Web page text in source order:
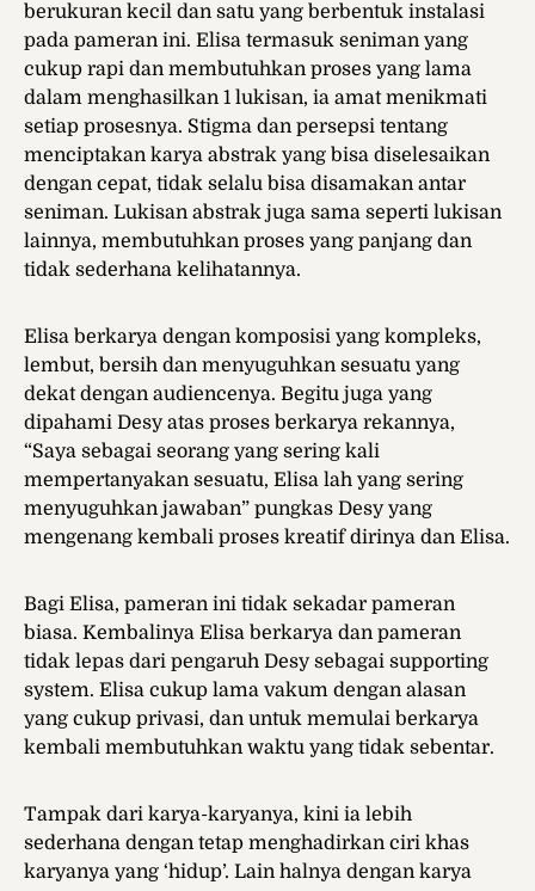
berukuran kecil dan satu yang berbentuk instalasi
pada pameran ini. Elisa termasuk seniman yang
cukup rapi dan membutuhkan proses yang lama
dalam menghasilkan 1 lukisan, ia amat menikmati
setiap prosesnya. Stigma dan persepsi tentang
menciptakan karya abstrak yang bisa diselesaikan
dengan cepat, tidak selalu bisa disamakan antar
seniman. Lukisan abstrak juga sama seperti lukisan
lainnya, membutuhkan proses yang panjang dan
tidak sederhana kelihatannya.
Elisa berkarya dengan komposisi yang kompleks,
lembut, bersih dan menyuguhkan sesuatu yang
dekat dengan audiencenya. Begitu juga yang
dipahami Desy atas proses berkarya rekannya,
“Saya sebagai seorang yang sering kali
mempertanyakan sesuatu, Elisa lah yang sering
menyuguhkan jawaban” pungkas Desy yang
mengenang kembali proses kreatif dirinya dan Elisa.
Bagi Elisa, pameran ini tidak sekadar pameran
biasa. Kembalinya Elisa berkarya dan pameran
tidak lepas dari pengaruh Desy sebagai supporting
system. Elisa cukup lama vakum dengan alasan
yang cukup privasi, dan untuk memulai berkarya
kembali membutuhkan waktu yang tidak sebentar.
Tampak dari karya-karyanya, kini ia lebih
sederhana dengan tetap menghadirkan ciri khas
karyanya yang ‘hidup’. Lain halnya dengan karya